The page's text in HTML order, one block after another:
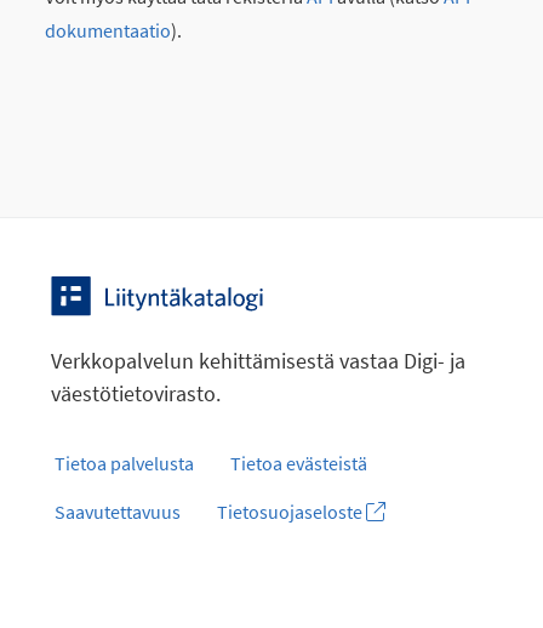
dokumentaatio).
Verkkopalvelun kehittämisestä vastaa Digi- ja
väestötietovirasto.
Tietoa palvelusta
Tietoa evästeistä
Saavutettavuus
Tietosuojaseloste